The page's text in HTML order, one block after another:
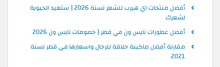
أفضل منتجات اي هيرب للشعر لسنة 2026 | ستعيد الحيوية
لشعرك
أفضل عطورات نايس ون في قطر | خصومات نايس ون 2026
مقارنة أفضل ماكينة حلاقة للرجال واسعارها في قطر لسنة
2021